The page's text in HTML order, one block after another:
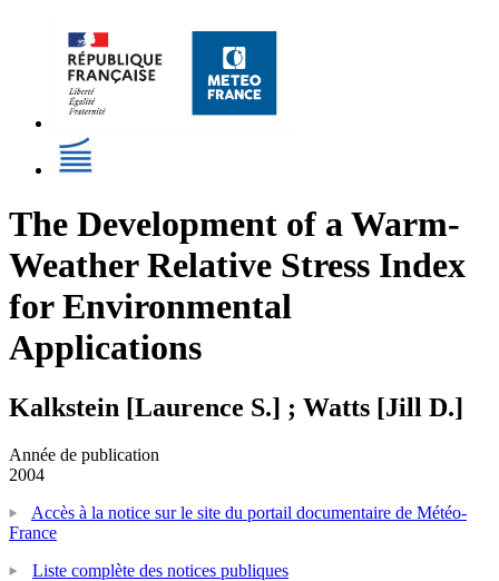
The Development of a Warm-
Weather Relative Stress Index
for Environmental
Applications
Kalkstein [Laurence S.] ; Watts [Jill D.]
Année de publication
2004
Accès à la notice sur le site du portail documentaire de Météo-
France
Liste complète des notices publiques